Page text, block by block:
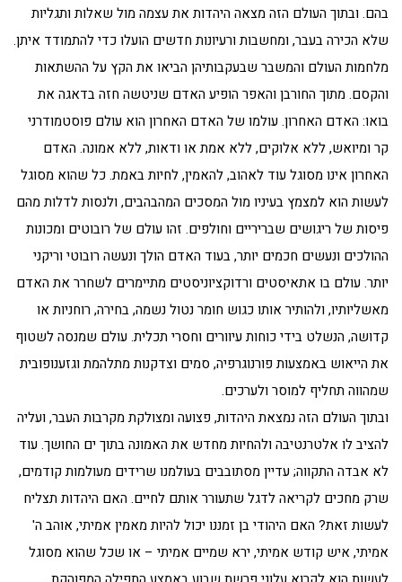
בהם. ובתוך העולם הזה מצאה היהדות את עצמה מול שאלות ותגליות
שלא הכירה בעבר, ומחשבות ורעיונות חדשים הועלו כדי להתמודד איתן.
מלחמות העולם והמשבר שבעקבותיהן הביאו את הקץ על ההשתאות
והקסם. מתוך החורבן והאפר הופיע האדם שניטשה חזה בדאגה את
בואו: האדם האחרון. עולמו של האדם האחרון הוא עולם פוסטמודרני
קר ומיואש, ללא אלוקים, ללא אמת או ודאות, ללא אמונה. האדם
האחרון אינו מסוגל עוד לאהוב, להאמין, לחיות באמת. כל שהוא מסוגל
לעשות הוא למצמץ בעיניו מול המסכים המהבהבים, ולנסות לדלות מהם
פיסות של ריגושים שבריריים וחולפים. זהו עולם של רובוטים ומכונות
ההולכים ונעשים חכמים יותר, בעוד האדם הולך ונעשה רובוטי וריקני
יותר. עולם בו אתאיסטים ורדוקציוניסטים מתיימרים לשחרר את האדם
מאשליותיו, ולהותיר אותו כגוש חומר נטול נשמה, בחירה, רוחניות או
קדושה, הנשלט בידי כוחות עיוורים וחסרי תכלית. עולם שמנסה לשטוף
את הייאוש באמצעות פורנוגרפיה, סמים וצדקנות מתלהמת וגזענופובית
שמהווה תחליף למוסר ולערכים.
ובתוך העולם הזה נמצאת היהדות, פצועה ומצולקת מקרבות העבר, ועליה
להציב לו אלטרנטיבה ולהחיות מחדש את האמונה בתוך ים החושך. עוד
לא אבדה התקווה; עדיין מסתובבים בעולמנו שרידים מעולמות קודמים,
שרק מחכים לקריאה לדגל שתעורר אותם לחיים. האם היהדות תצליח
לעשות זאת? האם היהודי בן זמננו יכול להיות מאמין אמיתי, אוהב ה'
אמיתי, איש קודש אמיתי, ירא שמיים אמיתי – או שכל שהוא מסוגל